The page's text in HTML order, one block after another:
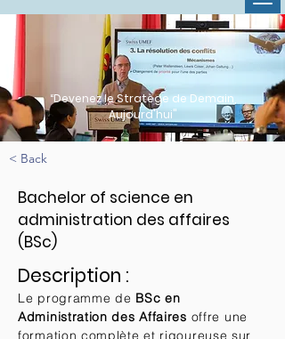
“Devenez le Stratège de Demain,
Aujourd'hui"
< Back
Bachelor of science en
administration des affaires
(BSc)
Description :
Le programme de BSc en
Administration des Affaires offre une
formation complète et rigoureuse sur